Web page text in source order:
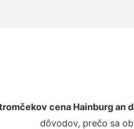
cena Hainburg an
dôvodov, prečo sa